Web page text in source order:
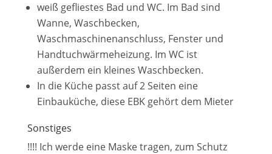
weiß gefliestes Bad und WC. Im Bad sind
Wanne, Waschbecken,
Waschmaschinenanschluss, Fenster und
Handtuchwärmeheizung. Im WC ist
außerdem ein kleines Waschbecken.
In die Küche passt auf 2 Seiten eine
Einbauküche, diese EBK gehört dem Mieter
Sonstiges
!!!! Ich werde eine Maske tragen, zum Schutz